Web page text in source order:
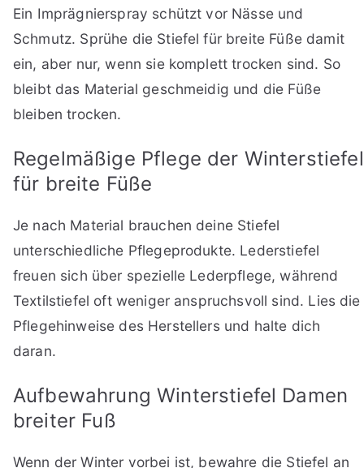
Ein Imprägnierspray schützt vor Nässe und
Schmutz. Sprühe die Stiefel für breite Füße damit
ein, aber nur, wenn sie komplett trocken sind. So
bleibt das Material geschmeidig und die Füße
bleiben trocken.
Regelmäßige Pflege der Winterstiefel
für breite Füße
Je nach Material brauchen deine Stiefel
unterschiedliche Pflegeprodukte. Lederstiefel
freuen sich über spezielle Lederpflege, während
Textilstiefel oft weniger anspruchsvoll sind. Lies die
Pflegehinweise des Herstellers und halte dich
daran.
Aufbewahrung Winterstiefel Damen
breiter Fuß
Wenn der Winter vorbei ist, bewahre die Stiefel an